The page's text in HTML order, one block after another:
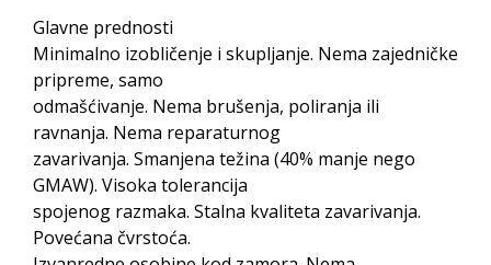
Glavne prednosti
Minimalno izobličenje i skupljanje. Nema zajedničke
pripreme, samo
odmašćivanje. Nema brušenja, poliranja ili
ravnanja. Nema reparaturnog
zavarivanja. Smanjena težina (40% manje nego
GMAW). Visoka tolerancija
spojenog razmaka. Stalna kvaliteta zavarivanja.
Povećana čvrstoća.